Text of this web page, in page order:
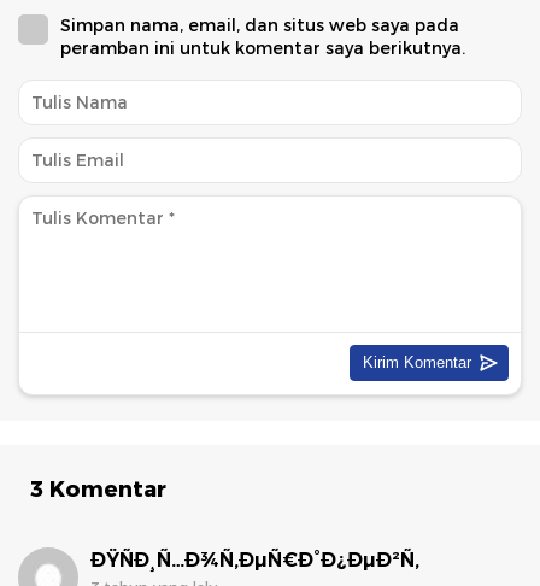
Simpan nama, email, dan situs web saya pada
peramban ini untuk komentar saya berikutnya.
3 Komentar
ÐŸÑÐ¸Ñ…Ð¾Ñ‚ÐµÑ€Ð°Ð¿ÐµÐ²Ñ‚